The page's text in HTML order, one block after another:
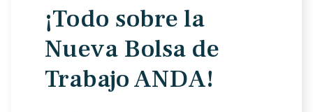
¡Todo sobre la
Nueva Bolsa de
Trabajo ANDA!